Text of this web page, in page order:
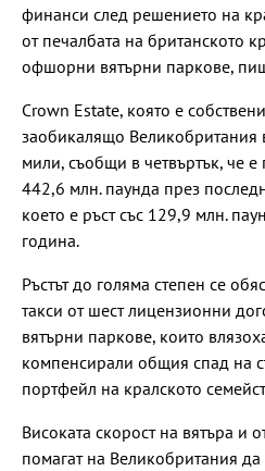
финанси след решението на
от печалбата на британското
офшорни вятърни паркове,
Crown Estate, която е
заобикалящо Великобритания
мили, съобщи в четвъртък, че
442,6 млн. паунда през
което е ръст със 129,9 млн.
година.
Ръстът до голяма степен се
такси от шест лицензионни
вятърни паркове, които
компенсирали общия спад на
портфейл на кралското
Високата скорост на вятъра и
помагат на Великобритания